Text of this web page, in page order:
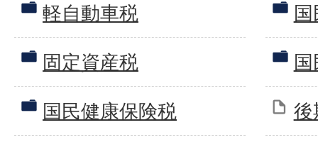
軽自動車税
固定資産税
国民健康保険税 後